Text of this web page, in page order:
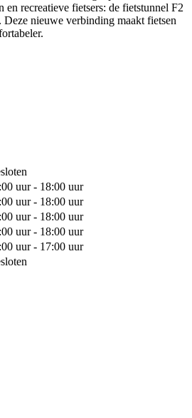
recreatieve fietsers: de fietstunnel F2
nieuwe verbinding maakt fietsen
uur - 18:00 uur
uur - 18:00 uur
uur - 18:00 uur
uur - 18:00 uur
uur - 17:00 uur